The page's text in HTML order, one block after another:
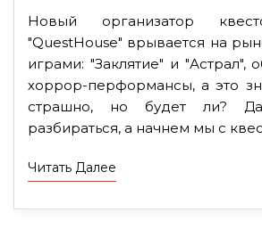
Новый организатор
"QuestHouse" врывается на
играми: "Заклятие" и "Астрал",
хоррор-перформансы, а это
страшно, но будет ли?
разбираться, а начнем мы с
Читать Далее